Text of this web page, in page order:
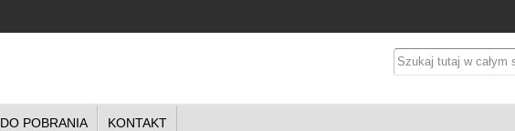
DO POBRANIA KONTAKT